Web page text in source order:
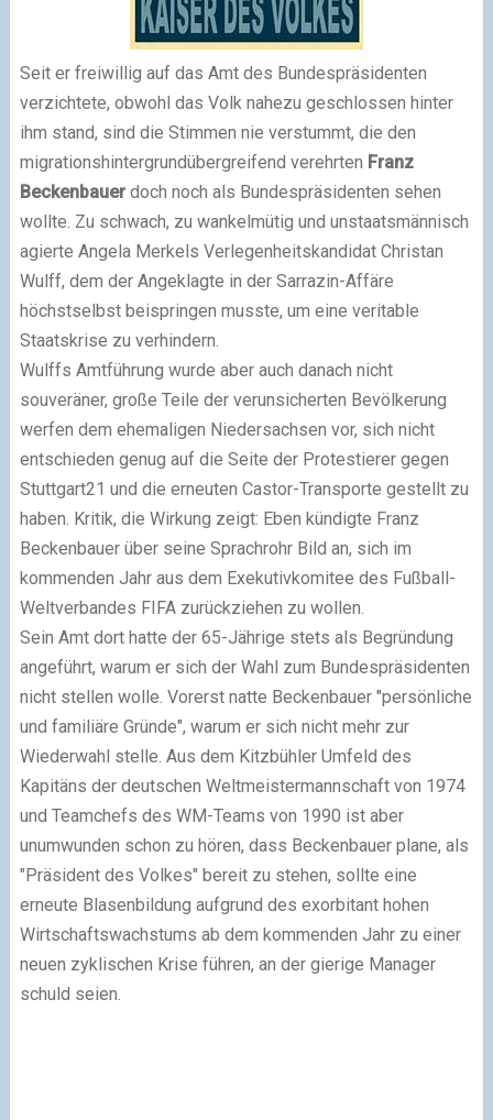
Seit er freiwillig auf das Amt des Bundespräsidenten
verzichtete, obwohl das Volk nahezu geschlossen hinter
ihm stand, sind die Stimmen nie verstummt, die den
migrationshintergrundübergreifend verehrten Franz
Beckenbauerdoch noch als Bundespräsidenten sehen
wollte. Zu schwach, zu wankelmütig und unstaatsmännisch
agierte Angela Merkels Verlegenheitskandidat Christan
Wulff, dem der Angeklagte in der Sarrazin-Affäre
höchstselbst beispringen musste, um eine veritable
Staatskrise zu verhindern.
Wulffs Amtführung wurde aber auch danach nicht
souveräner, große Teile der verunsicherten Bevölkerung
werfen dem ehemaligen Niedersachsen vor, sich nicht
entschieden genug auf die Seite der Protestierer gegen
Stuttgart21 und die erneuten Castor-Transporte gestellt zu
haben. Kritik, die Wirkung zeigt: Eben kündigte Franz
Beckenbauer über seine Sprachrohr Bild an, sich im
kommenden Jahr aus dem Exekutivkomitee des Fußball-
Weltverbandes FIFA zurückziehen zu wollen.
Sein Amt dort hatte der 65-Jährige stets als Begründung
angeführt, warum er sich der Wahl zum Bundespräsidenten
nicht stellen wolle. Vorerst natte Beckenbauer "persönliche
und familiäre Gründe", warum er sich nicht mehr zur
Wiederwahl stelle. Aus dem Kitzbühler Umfeld des
Kapitäns der deutschen Weltmeistermannschaft von 1974
und Teamchefs des WM-Teams von 1990 ist aber
unumwunden schon zu hören, dass Beckenbauer plane, als
"Präsident des Volkes" bereit zu stehen, sollte eine
erneute Blasenbildung aufgrund des exorbitant hohen
Wirtschaftswachstums ab dem kommenden Jahr zu einer
neuen zyklischen Krise führen, an der gierige Manager
schuld seien.